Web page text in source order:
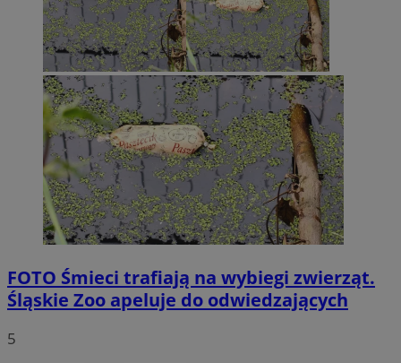
FOTO Śmieci trafiają na wybiegi zwierząt.
Śląskie Zoo apeluje do odwiedzających
5